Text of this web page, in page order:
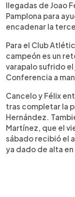
llegadas de Joao
Pamplona para
encadenar la
Para el Club
campeón es un
varapalo sufrido el
Conferencia a
Cancelo y Félix
tras completar la
Hernández.
Martínez, que el
sábado recibió el
ya dado de alta